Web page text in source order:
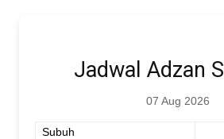
Jadwal Adzan
07 Aug 2026
Subuh